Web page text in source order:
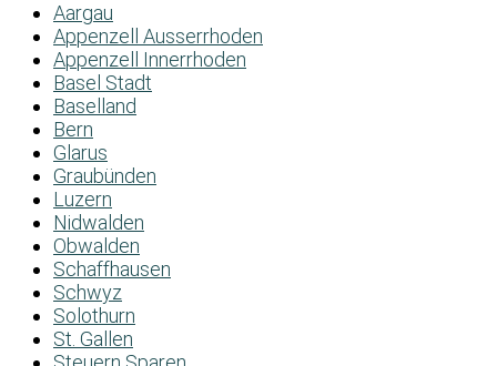
Aargau
Appenzell Ausserrhoden
Appenzell Innerrhoden
Basel Stadt
Baselland
Bern
Glarus
Graubünden
Luzern
Nidwalden
Obwalden
Schaffhausen
Schwyz
Solothurn
St. Gallen